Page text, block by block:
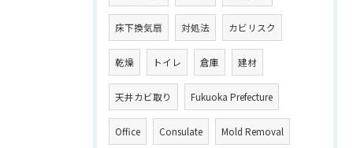
床下換気扇 対処法 カビリスク
乾燥 トイレ 倉庫 建材
天井カビ取り Fukuoka Prefecture
Office Consulate Mold Removal